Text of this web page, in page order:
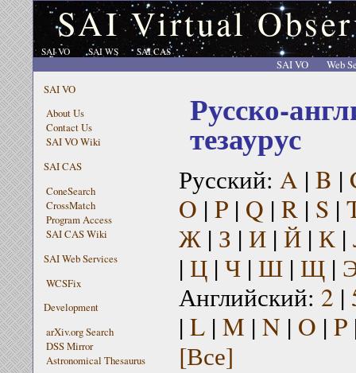
SAI Virtual
SAI VO SAI WS SAI CAS
SAI VO
Web
SAI VO
About Us
Contact Us
SAI VO Wiki
SAI CAS
ConeSearch
CrossMatch
Program Access
SAI CAS Wiki
SAI Web Services
WCSFix
Development
arXiv.org Search
DSS Mirror
Astronomical Thesaurus
Русско-
тезаурус
Русский: A | B |
O | P| Q | R| S |
Ж| З | И| Й| К|
| Ц| Ч| Ш| Щ|
Английский: 2 |
| L| M | N | O | P
[Все]